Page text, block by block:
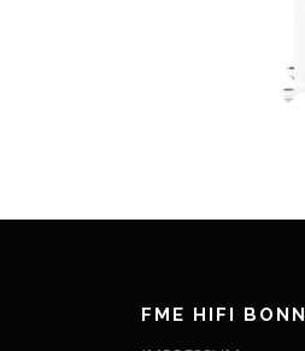
FME HIFI BONN